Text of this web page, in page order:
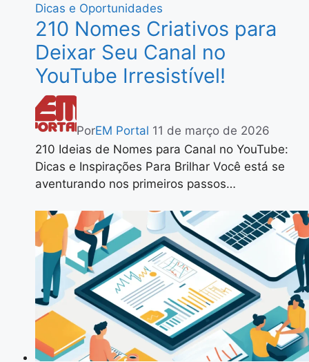
Dicas e Oportunidades
210 Nomes Criativos para
Deixar Seu Canal no
YouTube Irresistível!
PorEM Portal 11 de março de 2026
210 Ideias de Nomes para Canal no YouTube:
Dicas e Inspirações Para Brilhar Você está se
aventurando nos primeiros passos…